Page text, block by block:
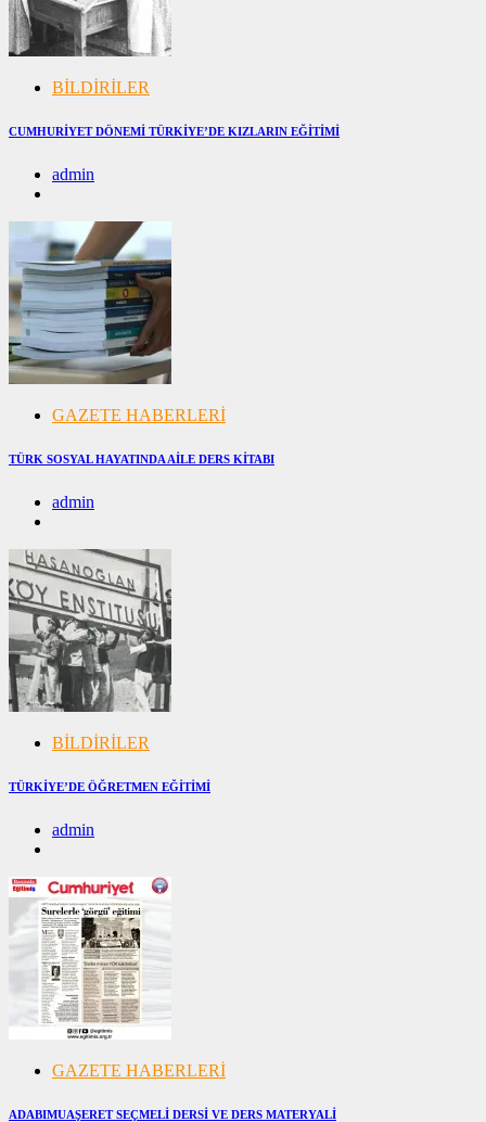
BİLDİRİLER
CUMHURİYET DÖNEMİ TÜRKİYE’DE KIZLARIN EĞİTİMİ
admin
GAZETE HABERLERİ
TÜRK SOSYAL HAYATINDA AİLE DERS KİTABI
admin
BİLDİRİLER
TÜRKİYE’DE ÖĞRETMEN EĞİTİMİ
admin
GAZETE HABERLERİ
ADABIMUAŞERET SEÇMELİ DERSİ VE DERS MATERYALİ